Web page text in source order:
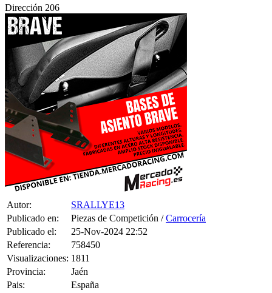
Autor:
Publicado en:
Piezas de Competición /
Publicado el:
25-Nov-2024 22:52
Referencia:
758450
Visualizaciones:
1811
Provincia:
Jaén
Pais:
España
Teléfono:
648110849